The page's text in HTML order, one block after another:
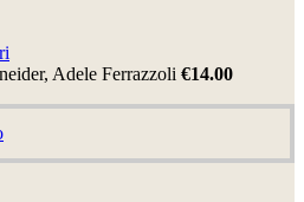
Adele Ferrazzoli €14.00